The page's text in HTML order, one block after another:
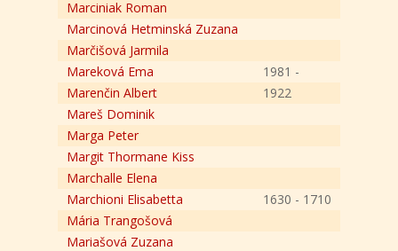
Marciniak Roman
Marcinová Hetminská Zuzana
Marčišová Jarmila
Mareková Ema
1981 -
Marenčin Albert
1922
Mareš Dominik
Marga Peter
Margit Thormane Kiss
Marchalle Elena
Marchioni Elisabetta
1630 - 1710
Mária Trangošová
Mariašová Zuzana